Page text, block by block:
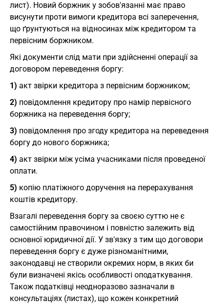
лист). Новий боржник у зобов'язанні має право
висунути проти вимоги кредитора всі заперечення,
що ґрунтуються на відносинах між кредитором та
первісним боржником.
Які документи слід мати при здійсненні операції за
договором переведення боргу:
1) акт звірки кредитора з первісним боржником;
2) повідомлення кредитору про намір первісного
боржника на переведення боргу;
3) повідомлення про згоду кредитора на переведення
боргу до нового боржника;
4) акт звірки між усіма учасниками після проведеної
оплати.
5) копію платіжного доручення на перерахування
коштів кредитору.
Взагалі переведення боргу за своєю суттю не є
самостійним правочином і повністю залежить від
основної юридичної дії. У зв'язку з тим що договори
переведення боргу є дуже різноманітними,
законодавці не створили окремих норм, в яких би
були визначені якісь особливості оподаткування.
Також податківці неодноразово зазначали в
консультаціях (листах), що кожен конкретний